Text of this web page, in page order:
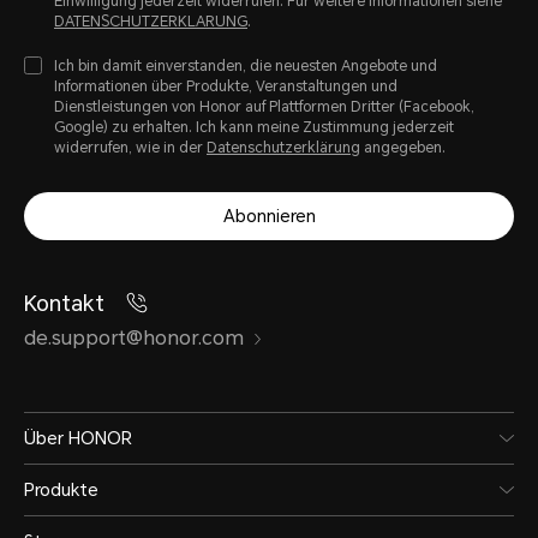
DATENSCHUTZERKLARUNG.
Ich bin damit einverstanden, die neuesten Angebote und
Informationen über Produkte, Veranstaltungen und
Dienstleistungen von Honor auf Plattformen Dritter (Facebook,
Google) zu erhalten. Ich kann meine Zustimmung jederzeit
widerrufen, wie in der Datenschutzerklärung angegeben.
Abonnieren
Kontakt
de.support@honor.com
Über HONOR
Produkte